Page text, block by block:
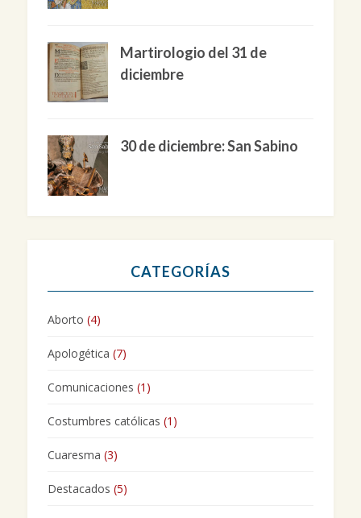
Martirologio del 31 de
diciembre
30 de diciembre: San Sabino
CATEGORÍAS
Aborto (4)
Apologética (7)
Comunicaciones (1)
Costumbres católicas (1)
Cuaresma (3)
Destacados (5)